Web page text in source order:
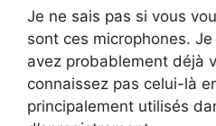
Je ne sais pas si vous
sont ces microphones.
avez probablement déjà
connaissez pas celui-là
principalement utilisés